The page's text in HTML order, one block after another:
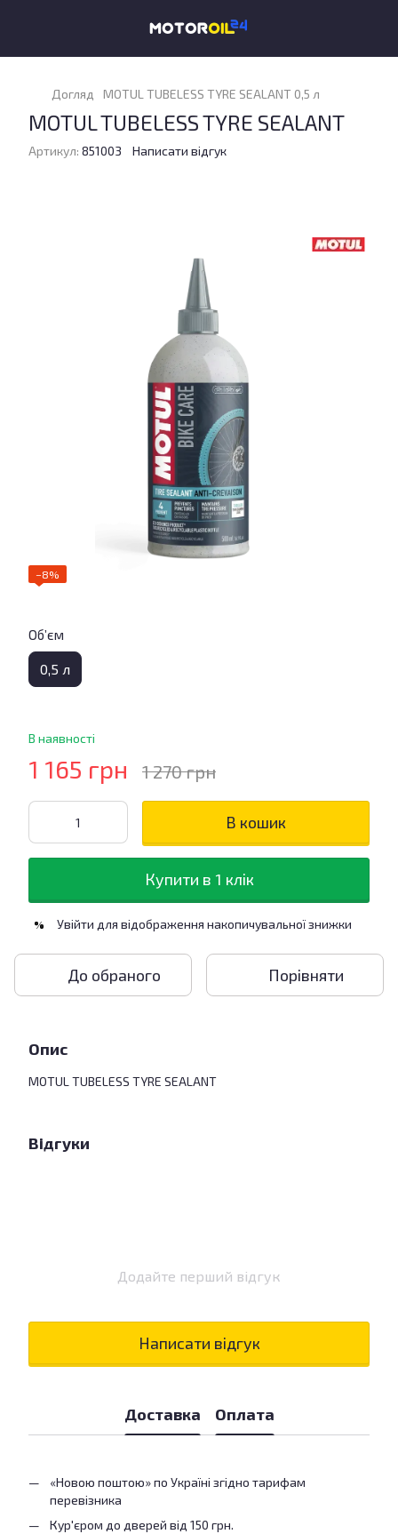
Догляд MOTUL TUBELESS TYRE SEALANT 0,5 л
MOTUL TUBELESS TYRE SEALANT
Артикул: 851003 Написати відгук
−8%
Об’єм
0,5 л
В наявності
1 165 грн 1 270 грн
В кошик
Купити в 1 клік
% Увійти для відображення накопичувальної знижки
До обраного Порівняти
Опис
MOTUL TUBELESS TYRE SEALANT
Відгуки
Додайте перший відгук
Написати відгук
Доставка Оплата
«Новою поштою» по Україні згідно тарифам
перевізника
Кур'єром до дверей від 150 грн.